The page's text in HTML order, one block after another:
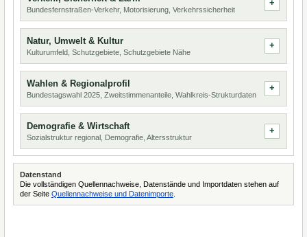
Bundesfernstraßen-Verkehr, Motorisierung, Verkehrssicherheit
Natur, Umwelt & Kultur
Kulturumfeld, Schutzgebiete, Schutzgebiete Nähe
Wahlen & Regionalprofil
Bundestagswahl 2025, Zweitstimmenanteile, Wahlkreis-Strukturdaten
Demografie & Wirtschaft
Sozialstruktur regional, Demografie, Altersstruktur
Datenstand
Die vollständigen Quellennachweise, Datenstände und Importdaten stehen auf
der Seite Quellennachweise und Datenimporte